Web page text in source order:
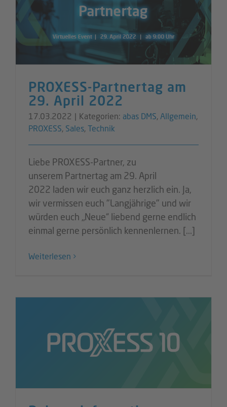
PROXESS-Partnertag am
29. April 2022
17.03.2022 | Kategorien: abas DMS,Allgemein,
PROXESS, Sales,Technik
Liebe PROXESS-Partner, zu
unserem Partnertag am 29. April
2022 laden wir euch ganz herzlich ein. Ja,
wir vermissen euch "Langjährige" und wir
würden euch „Neue“ liebend gerne endlich
einmal gerne persönlich kennenlernen. [...]
Weiterlesen